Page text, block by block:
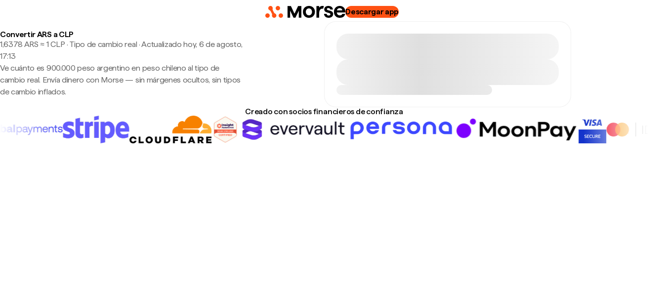
Descargar app
Convertir ARS a CLP
1,6378 ARS ≈ 1 CLP · Tipo de cambio real ·Actualizado hoy, 6 de agosto,
17:13
Ve cuánto es 900.000 peso argentino en peso chileno al tipo de
cambio real. Envía dinero con Morse — sin márgenes ocultos, sin tipos
de cambio inflados.
Creado con socios financieros de confianza